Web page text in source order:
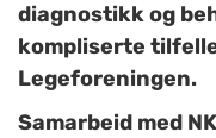
diagnostikk og
kompliserte
Legeforeningen.
Samarbeid med